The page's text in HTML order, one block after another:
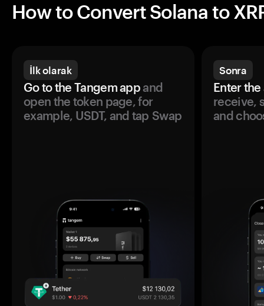
How to Convert Solana to
İlk olarak
Go to the Tangem appand
open the token page, for
example, USDT, and tap Swap
Sonra
Enter the
receive,
and